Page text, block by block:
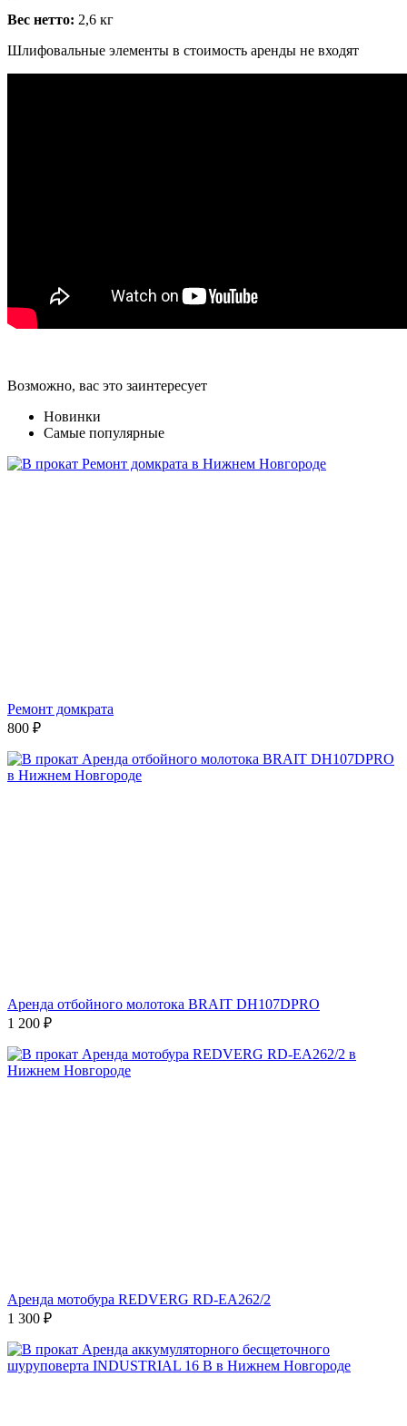
Вес нетто: 2,6 кг
Шлифовальные элементы в стоимость аренды не входят
Возможно, вас это заинтересует
Новинки
Самые популярные
Ремонт домкрата
800 ₽
Аренда отбойного молотока BRAIT DH107DPRO
1 200 ₽
Аренда мотобура REDVERG RD-EA262/2
1 300 ₽